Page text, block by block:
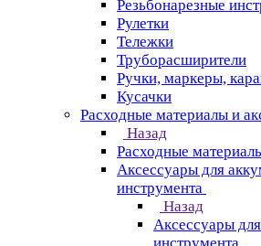
Резьбонарезные
Рулетки
Тележки
Труборасширители
Ручки, маркеры,
Кусачки
Расходные материалы и
Назад
Расходные
Аксессуары для
инструмента
Назад
Аксессуары